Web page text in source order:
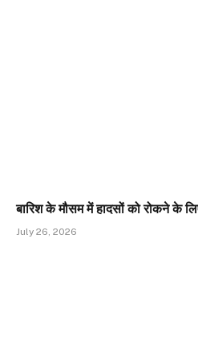
बारिश के मौसम में हादसों को रोकने के
July 26, 2026